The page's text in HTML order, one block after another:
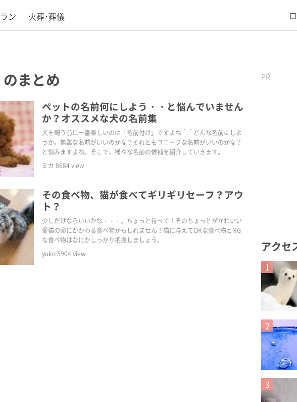
ン 火葬･葬儀
のまとめ
ペットの名前何にしよう・・と悩んでいません
か？オススメな犬の名前集
犬を飼う前に一番楽しいのは「名前付け」ですよね＾＾どんな名前にしよ
うか。無難な名前がいいのかな？それともユニークな名前がいいのかな？
と悩みますよね。そこで、様々な名前の候補を紹介していきます。
ミカ 8684 view
その食べ物、猫が食べてギリギリセーフ？アウ
ト？
少しだけならいいかな・・・。ちょっと待って！そのちょっとがかわいい
愛猫の命にかかわる食べ物かもしれません！猫に与えてOKな食べ物とNG
な食べ物はなにかしっかり把握しましょう。
yuko5904 view
PR
アクセ
1
2
3